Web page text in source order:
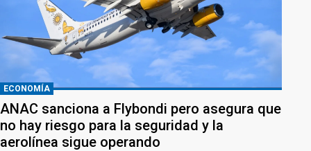
ECONOMÍA
ANAC sanciona a Flybondi pero asegura que
no hay riesgo para la seguridad y la
aerolínea sigue operando